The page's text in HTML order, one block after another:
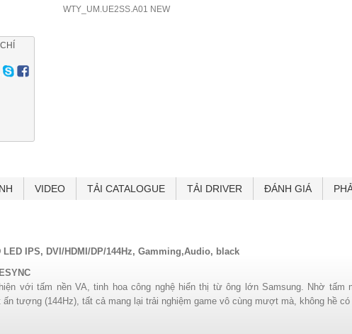
WTY_UM.UE2SS.A01 NEW
VIDEO TẢI CATALOGUE TẢI DRIVER ĐÁNH GIÁ
IPS, DVI/HDMI/DP/144Hz, Gamming,Audio, black
với tấm nền VA, tinh hoa công nghệ hiển thị từ ông lớn Samsung. Nhờ
ấn tượng (144Hz), tất cả mang lại trải nghiệm game vô cùng mượt mà, không hề